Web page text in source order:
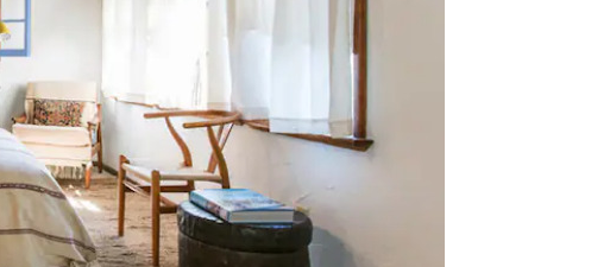
cima e para baixo do teclado ou tocando e deslizando o dedo na tela.